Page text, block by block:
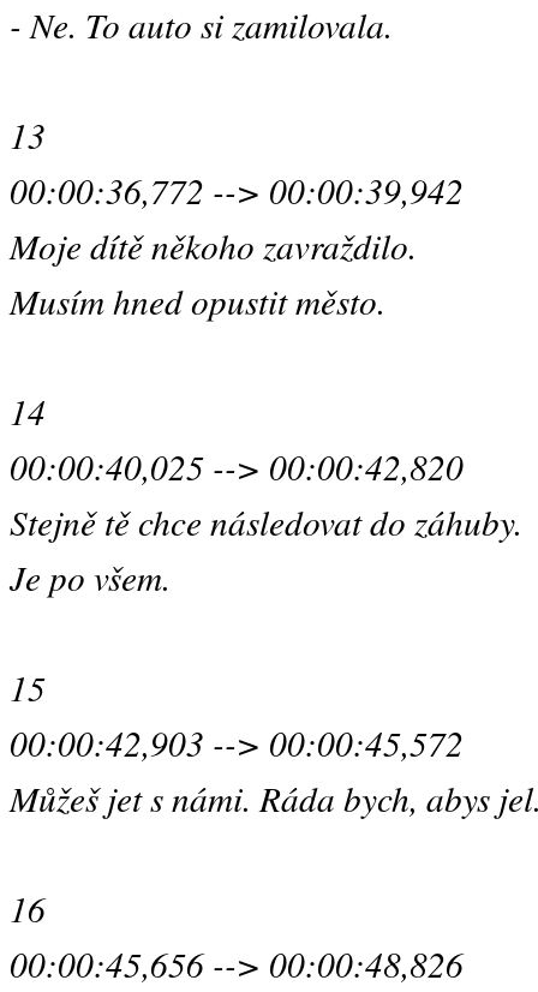
- Ne. To auto si zamilovala.
13
00:00:36,772 --> 00:00:39,942
Moje dítě někoho zavraždilo.
Musím hned opustit město.
14
00:00:40,025 --> 00:00:42,820
Stejně tě chce následovat do záhuby.
Je po všem.
15
00:00:42,903 --> 00:00:45,572
Můžeš jet s námi. Ráda bych, abys
16
00:00:45,656 --> 00:00:48,826